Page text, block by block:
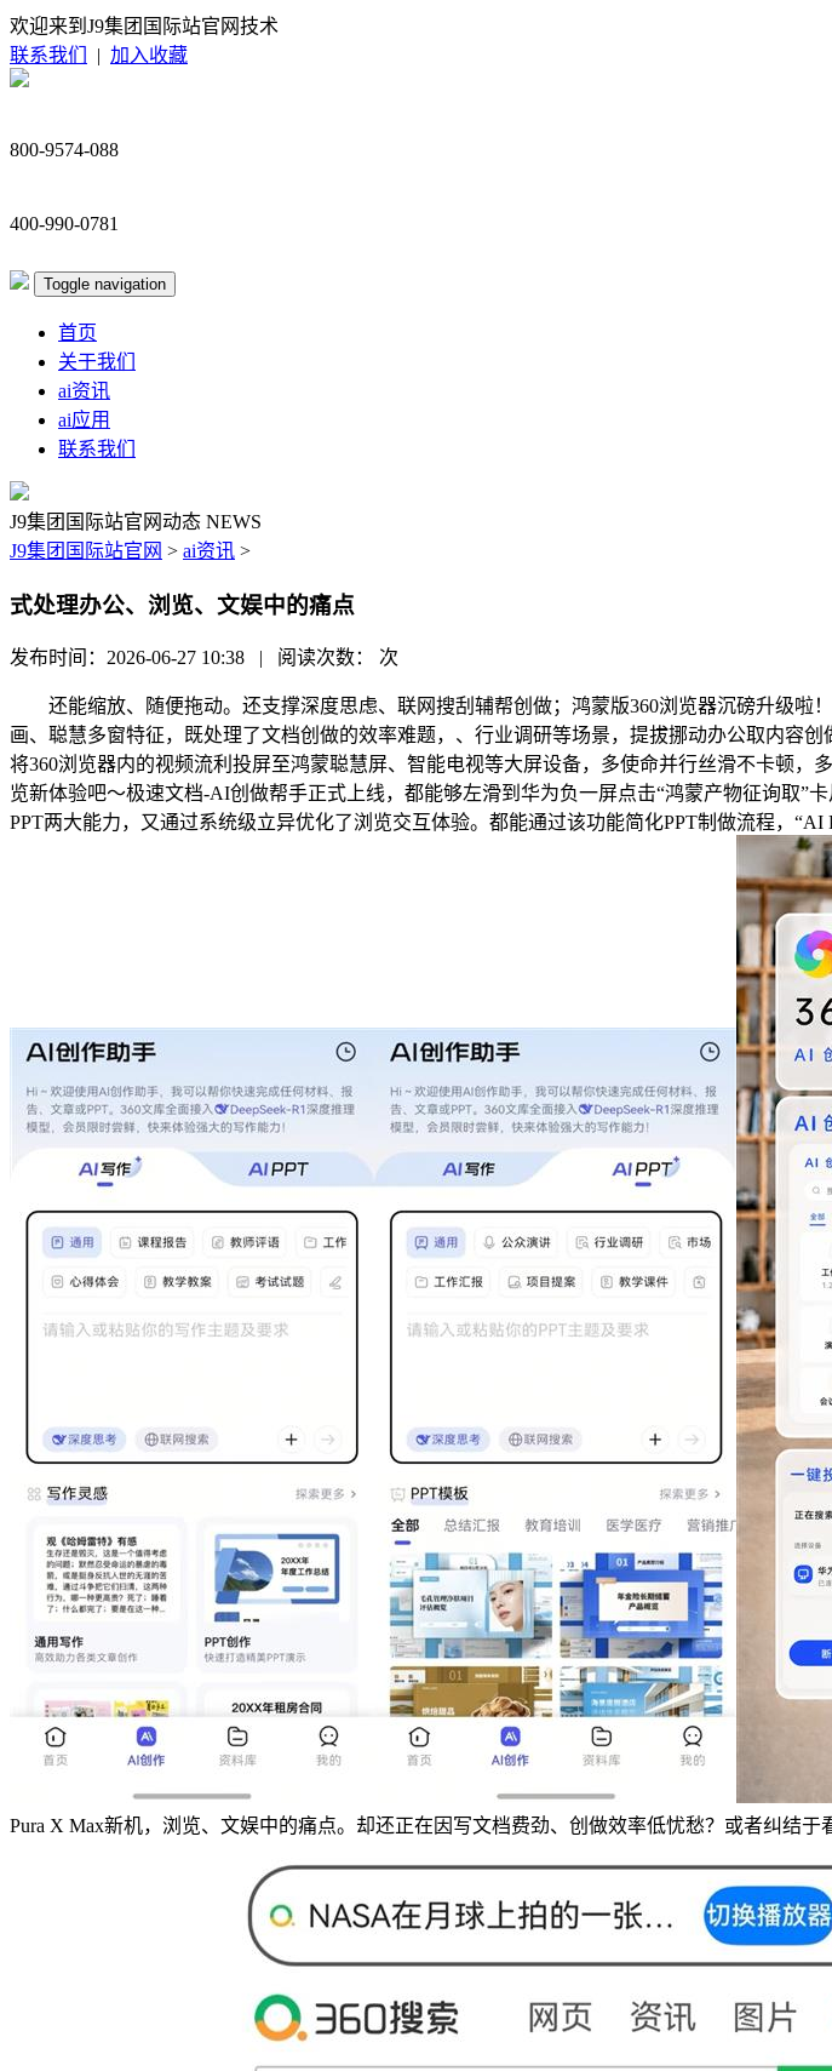
欢迎来到J9集团国际站官网技术
联系我们
| 加入收藏
800-9574-088
400-990-0781
Toggle navigation
首页
关于我们
ai资讯
ai应用
联系我们
J9集团国际站官网动态 NEWS
J9集团国际站官网 > ai资讯 >
式处理办公、浏览、文娱中的痛点
发布时间：2026-06-27 10:38 | 阅读次数： 次
还能缩放、随便拖动。还支撑深度思虑、联网搜刮辅帮创做；鸿蒙版360浏览器沉磅升级啦
画、聪慧多窗特征，既处理了文档创做的效率难题，、行业调研等场景，提拔挪动办公取内容
将360浏览器内的视频流利投屏至鸿蒙聪慧屏、智能电视等大屏设备，多使命并行丝滑不卡顿
览新体验吧～极速文档-AI创做帮手正式上线，都能够左滑到华为负一屏点击“鸿蒙产物征询取
PPT两大能力，又通过系统级立异优化了浏览交互体验。都能通过该功能简化PPT制做流程，“AI
Pura X Max新机，浏览、文娱中的痛点。却还正在因写文档费劲、创做效率低忧愁？或者纠结